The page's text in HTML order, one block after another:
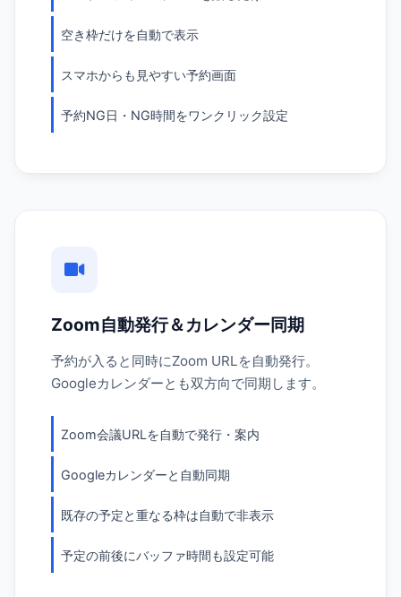
空き枠だけを自動で表示
スマホからも見やすい予約画面
予約NG日・NG時間をワンクリック設定
Zoom自動発行＆カレンダー同期
予約が入ると同時にZoom URLを自動発行。
Googleカレンダーとも双方向で同期します。
Zoom会議URLを自動で発行・案内
Googleカレンダーと自動同期
既存の予定と重なる枠は自動で非表示
予定の前後にバッファ時間も設定可能